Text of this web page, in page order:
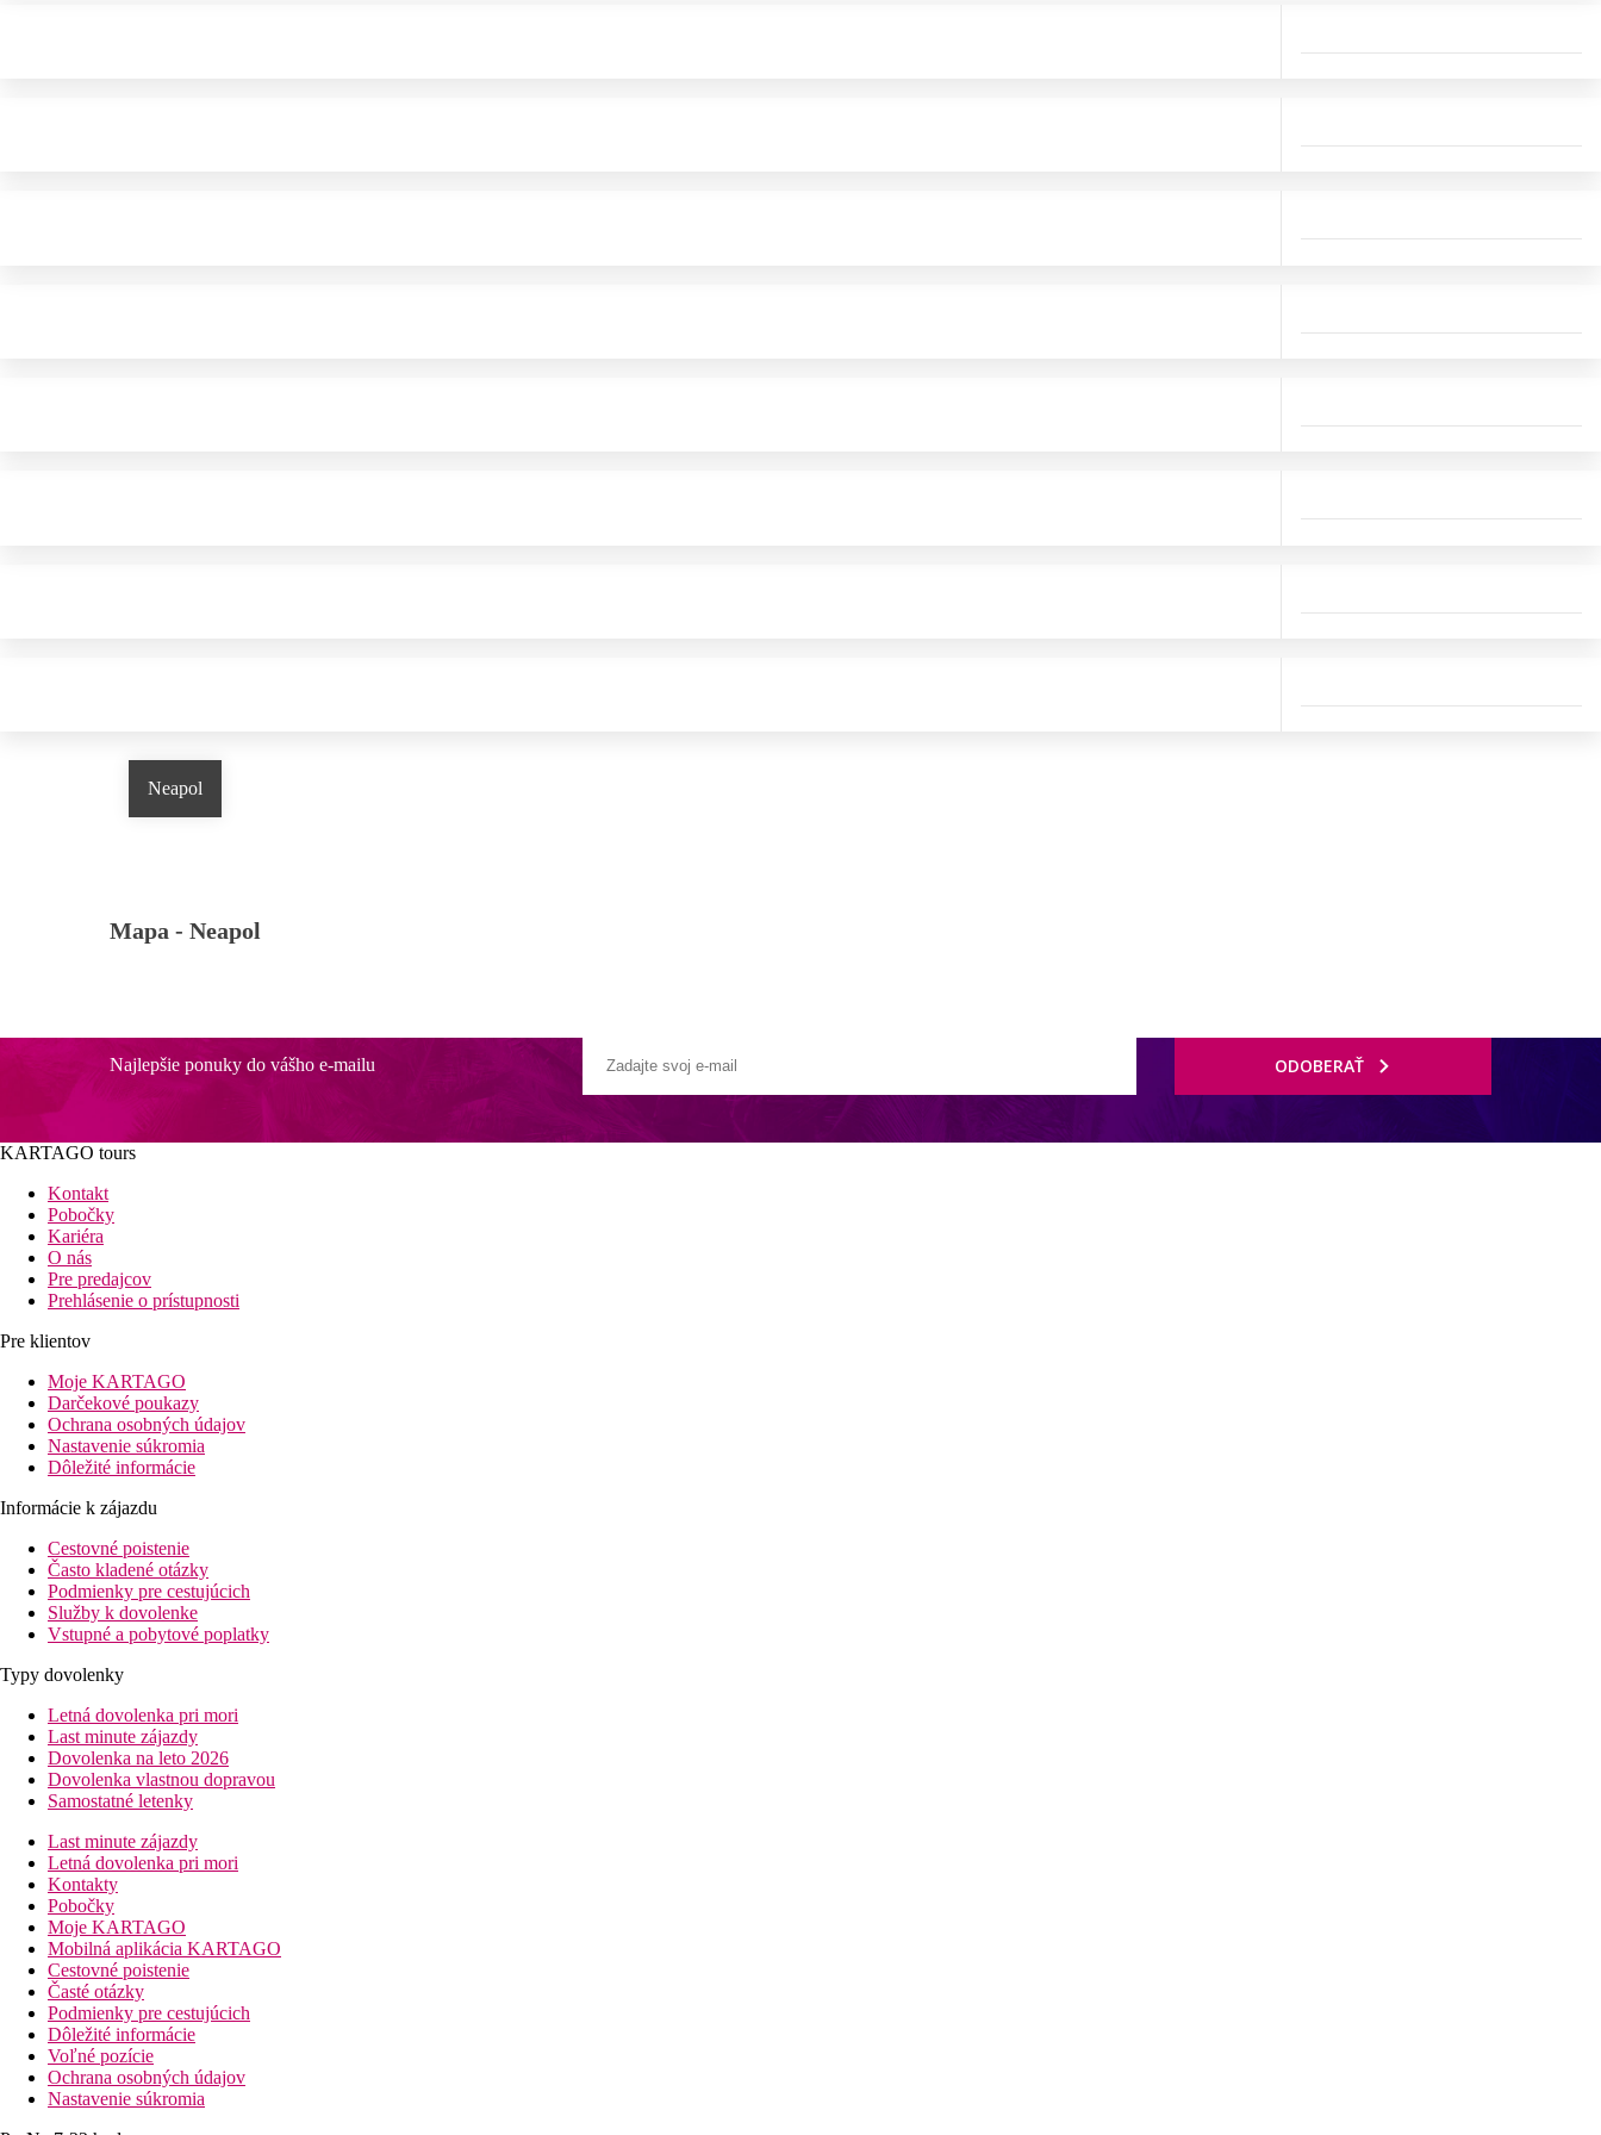
Neapol
Mapa - Neapol
Najlepšie ponuky do vášho e-mailu ODOBERAŤ
KARTAGO tours
Kontakt
Pobočky
Kariéra
O nás
Pre predajcov
Prehlásenie o prístupnosti
Pre klientov
Moje KARTAGO
Darčekové poukazy
Ochrana osobných údajov
Nastavenie súkromia
Dôležité informácie
Informácie k zájazdu
Cestovné poistenie
Často kladené otázky
Podmienky pre cestujúcich
Služby k dovolenke
Vstupné a pobytové poplatky
Typy dovolenky
Letná dovolenka pri mori
Last minute zájazdy
Dovolenka na leto 2026
Dovolenka vlastnou dopravou
Samostatné letenky
Last minute zájazdy
Letná dovolenka pri mori
Kontakty
Pobočky
Moje KARTAGO
Mobilná aplikácia KARTAGO
Cestovné poistenie
Časté otázky
Podmienky pre cestujúcich
Dôležité informácie
Voľné pozície
Ochrana osobných údajov
Nastavenie súkromia